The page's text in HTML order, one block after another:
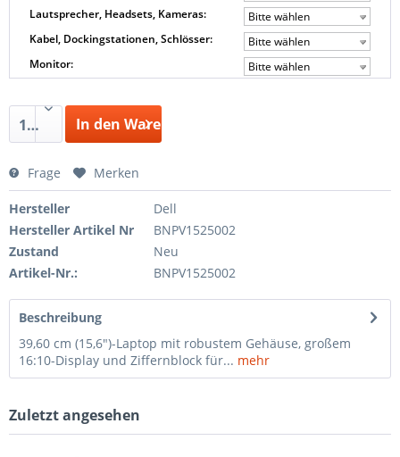
Lautsprecher, Headsets, Kameras:
Bitte wählen
Kabel, Dockingstationen, Schlösser:
Bitte wählen
Monitor:
Bitte wählen
1 In den Warenkorb
Frage Merken
Hersteller
Dell
Hersteller Artikel Nr
BNPV1525002
Zustand
Neu
Artikel-Nr.:
BNPV1525002
Beschreibung
39,60 cm (15,6")-Laptop mit robustem Gehäuse, großem
16:10-Display und Ziffernblock für... mehr
Zuletzt angesehen